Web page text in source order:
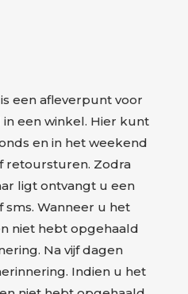
een afleverpunt voor
een winkel. Hier kunt
en in het weekend
retoursturen. Zodra
ligt ontvangt u een
Wanneer u het
niet hebt opgehaald
Na vijf dagen
Indien u het